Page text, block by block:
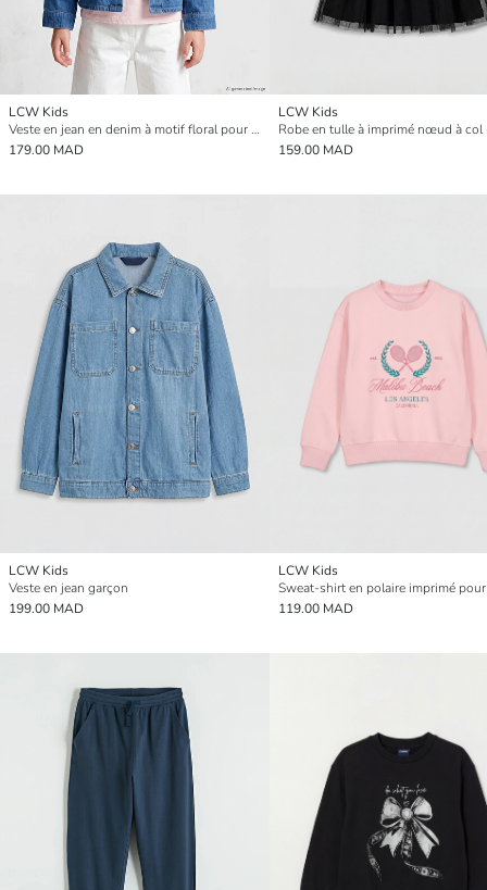
LCW Kids
Veste en jean en denim à motif floral pour bébé fille avec col de chemise
179.00 MAD
LCW Kids
159.00 MAD
LCW Kids
Veste en jean garçon
199.00 MAD
LCW Kids
Sweat-shirt en polaire imprimé
119.00 MAD